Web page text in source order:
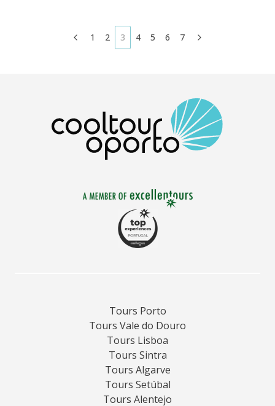
1 2 3 4 5 6 7
Tours Porto
Tours Vale do Douro
Tours Lisboa
Tours Sintra
Tours Algarve
Tours Setúbal
Tours Alentejo